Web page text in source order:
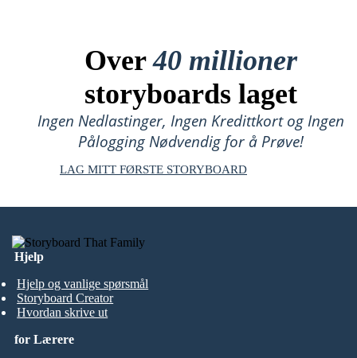
Over40 millioner
storyboards laget
Ingen Nedlastinger, Ingen Kredittkort og Ingen
Pålogging Nødvendig for å Prøve!
LAG MITT FØRSTE STORYBOARD
Hjelp
Hjelp og vanlige spørsmål
Storyboard Creator
Hvordan skrive ut
for Lærere